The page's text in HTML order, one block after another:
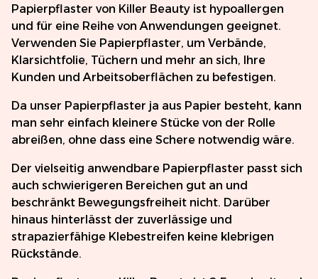
Papierpflaster von Killer Beauty ist hypoallergen
und für eine Reihe von Anwendungen geeignet.
Verwenden Sie Papierpflaster, um Verbände,
Klarsichtfolie, Tüchern und mehr an sich, Ihre
Kunden und Arbeitsoberflächen zu befestigen.
Da unser Papierpflaster ja aus Papier besteht, kann
man sehr einfach kleinere Stücke von der Rolle
abreißen, ohne dass eine Schere notwendig wäre.
Der vielseitig anwendbare Papierpflaster passt sich
auch schwierigeren Bereichen gut an und
beschränkt Bewegungsfreiheit nicht. Darüber
hinaus hinterlässt der zuverlässige und
strapazierfähige Klebestreifen keine klebrigen
Rückstände.